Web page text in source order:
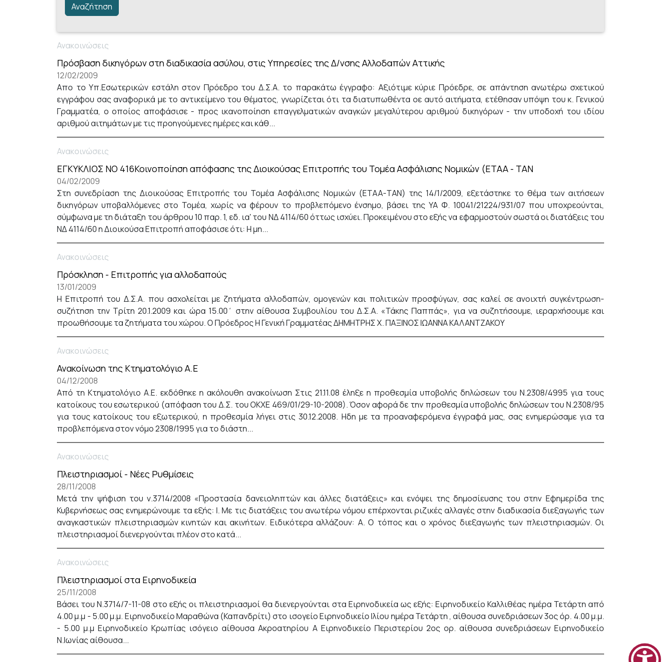
Ανακοινώσεις
Πρόσβαση δικηγόρων στη διαδικασία ασύλου, στις Υπηρεσίες της Δ/νσης Αλλοδαπών Αττικής
12/02/2009
Απο το Υπ.Εσωτερικών εστάλη στον Πρόεδρο του Δ.Σ.Α. το παρακάτω έγγραφο: Αξιότιμε κύριε Πρόεδρε, σε απάντηση ανωτέρω σχετικού
εγγράφου σας αναφορικά με το αντικείμενο του θέματος, γνωρίζεται ότι τα διατυπωθέντα οε αυτό αιτήματα, ετέθησαν υπόψη του κ. Γενικού
Γραμματέα, ο οποίος αποφάσισε - προς ικανοποίηση επαγγελματικών αναγκών μεγαλύτερου αριθμού δικηγόρων - την υποδοχή του ιδίου
αριθμού αιτημάτων με τις προηγούμενες ημέρες και κάθ...
Ανακοινώσεις
ΕΓΚΥΚΛΙΟΣ ΝΟ 416Κοινοποίηση απόφασης της Διοικούσας Επιτροπής του Τομέα Ασφάλισης Νομικών (ΕΤΑΑ - ΤΑΝ
04/02/2009
Στη συνεδρίαση της Διοικούσας Επιτροπής του Τομέα Ασφάλισης Νομικών (ΕΤΑΑ-ΤΑΝ) της 14/1/2009, εξετάστηκε το θέμα των αιτήσεων
δικηγόρων υποβαλλόμενες στο Τομέα, χωρίς να φέρουν το προβλεπόμενο ένσημο, βάσει της ΥΑ Φ. 10041/21224/931/07 που υποχρεούνται,
σύμφωνα με τη διάταξη του άρθρου 10 παρ. 1, εδ. ια' του ΝΔ 4114/60 όττως ισχύει. Προκειμένου στο εξής να εφαρμοστούν σωστά οι διατάξεις του
ΝΔ 4114/60 η Διοικούσα Επιτροπή αποφάσισε ότι: Η μη...
Ανακοινώσεις
Πρόσκληση - Επιτροπής για αλλοδαπούς
13/01/2009
Η Επιτροπή του Δ.Σ.Α. που ασχολείται με ζητήματα αλλοδαπών, ομογενών και πολιτικών προσφύγων, σας καλεί σε ανοιχτή συγκέντρωση-
συζήτηση την Τρίτη 20.1.2009 και ώρα 15.00΄ στην αίθουσα Συμβουλίου του Δ.Σ.Α. «Τάκης Παππάς», για να συζητήσουμε, ιεραρχήσουμε και
προωθήσουμε τα ζητήματα του χώρου. Ο Πρόεδρος Η Γενική Γραμματέας ΔΗΜΗΤΡΗΣ Χ. ΠΑΞΙΝΟΣ ΙΩΑΝΝΑ ΚΑΛΑΝΤΖΑΚΟΥ
Ανακοινώσεις
Ανακοίνωση της Kτηματολόγιο Α.Ε
04/12/2008
Από τη Κτηματολόγιο Α.Ε. εκδόθηκε η ακόλουθη ανακοίνωση Στις 21.11.08 έληξε η προθεσμία υποβολής δηλώσεων του Ν.2308/4995 για τους
κατοίκους του εσωτερικού (απόφαση του Δ.Σ. του ΟΚΧΕ 469/01/29-10-2008). Όσον αφορά δε την προθεσμία υποβολής δηλώσεων του Ν.2308/95
για τους κατοίκους του εξωτερικού, η προθεσμία λήγει στις 30.12.2008. Ηδη με τα προαναφερόμενα έγγραφά μας, σας ενημερώσαμε για τα
προβλεπόμενα στον νόμο 2308/1995 για το διάστη...
Ανακοινώσεις
Πλειστηριασμοί - Νέες Ρυθμίσεις
28/11/2008
Μετά την ψήφιση του ν.3714/2008 «Προστασία δανειοληπτών και άλλες διατάξεις» και ενόψει της δημοσίευσης του στην Εφημερίδα της
Κυβερνήσεως σας ενημερώνουμε τα εξής: Ι. Με τις διατάξεις του ανωτέρω νόμου επέρχονται ριζικές αλλαγές στην διαδικασία διεξαγωγής των
αναγκαστικών πλειστηριασμών κινητών και ακινήτων. Ειδικότερα αλλάζουν: Α. Ο τόπος και ο χρόνος διεξαγωγής των πλειστηριασμών. Οι
πλειστηριασμοί διενεργούνται πλέον στο κατά...
Ανακοινώσεις
Πλειστηριασμοί στα Ειρηνοδικεία
25/11/2008
Βάσει του Ν.3714/7-11-08 στο εξής οι πλειστηριασμοί θα διενεργούνται στα Ειρηνοδικεία ως εξής: Ειρηνοδικείο Καλλιθέας ημέρα Τετάρτη από
4.00 μ.μ - 5.00 μ.μ. Ειρηνοδικείο Μαραθώνα (Καπανδρίτι) στο ισογείο Ειρηνοδικείο Ιλίου ημέρα Τετάρτη , αίθουσα συνεδριάσεων 3ος όρ. 4.00 μ.μ.
- 5.00 μ.μ Ειρηνοδικείο Κρωπίας ισόγειο αίθουσα Ακροατηρίου Α Ειρηνοδικείο Περιστερίου 2ος ορ. αίθουσα συνεδριάσεων Ειρηνοδικείο
Ν.Ιωνίας αίθουσα...